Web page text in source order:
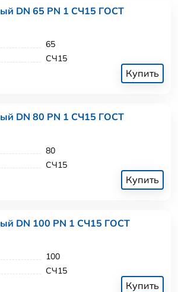
DN 65 PN 1 СЧ15 ГОСТ
65
СЧ15
Купить
DN 80 PN 1 СЧ15 ГОСТ
80
СЧ15
Купить
DN 100 PN 1 СЧ15 ГОСТ
100
СЧ15
Купить